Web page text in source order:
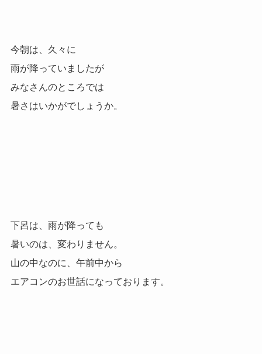
今朝は、久々に
雨が降っていましたが
みなさんのところでは
暑さはいかがでしょうか。
下呂は、雨が降っても
暑いのは、変わりません。
山の中なのに、午前中から
エアコンのお世話になっております。